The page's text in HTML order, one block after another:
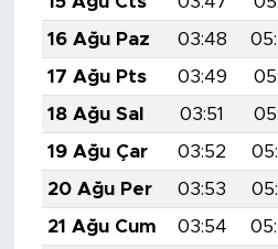
16 Ağu Paz
03:48
17 Ağu Pts
03:49
18 Ağu Sal
03:51
19 Ağu Çar
03:52
20 Ağu Per
03:53
21 Ağu Cum
03:54